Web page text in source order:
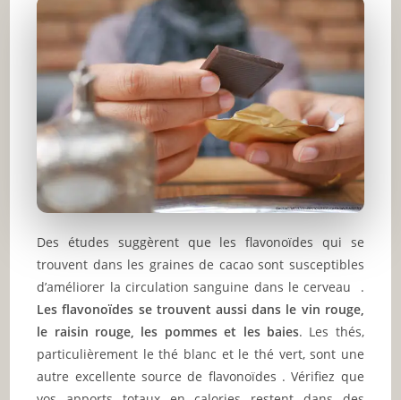
Des études suggèrent que les flavonoïdes qui se
trouvent dans les graines de cacao sont susceptibles
d’améliorer la circulation sanguine dans le cerveau .
Les flavonoïdes se trouvent aussi dans le vin rouge,
le raisin rouge, les pommes et les baies. Les thés,
particulièrement le thé blanc et le thé vert, sont une
autre excellente source de flavonoïdes . Vérifiez que